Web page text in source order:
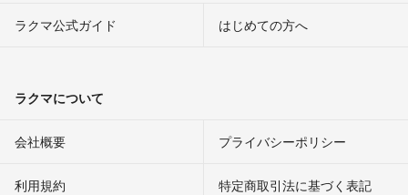
ラクマ公式ガイド はじめての方へ
ラクマについて
会社概要 プライバシーポリシー
利用規約 特定商取引法に基づく表記